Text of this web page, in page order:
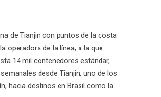
de Tianjin con puntos de la costa
operadora de la línea, a la que
14 mil contenedores estándar,
desde Tianjin, uno de los
hacia destinos en Brasil como la